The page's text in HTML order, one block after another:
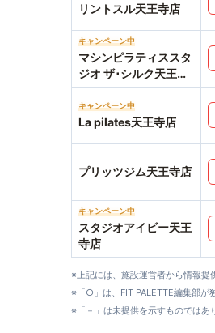
リントスル天王寺店
キャンペーン中
マシンピラティススタ
ジオ ザ･シルク天王寺
MIO店
キャンペーン中
La pilates天王寺店
プリッツジム天王寺店
キャンペーン中
スタジオアイビー天王
寺店
※上記には、施設運営者から情報提
※「○」は、FIT PALETTE編集部が
※「－」は未提供を示すものではあ